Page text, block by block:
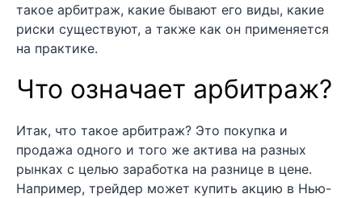
такое арбитраж, какие бывают его виды, какие
риски существуют, а также как он применяется
на практике.
Что означает арбитраж?
Итак, что такое арбитраж? Это покупка и
продажа одного и того же актива на разных
рынках с целью заработка на разнице в цене.
Например, трейдер может купить акцию в Нью-